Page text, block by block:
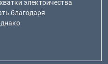
электричества
благодаря